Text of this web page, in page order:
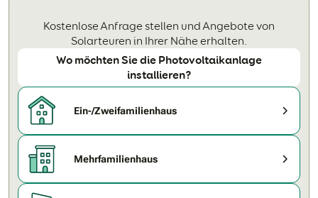
Kostenlose Anfrage stellen und Angebote von
Solarteuren in Ihrer Nähe erhalten.
Wo möchten Sie die Photovoltaikanlage
installieren?
Ein-/Zweifamilienhaus
Mehrfamilienhaus